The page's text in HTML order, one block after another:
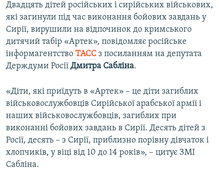
Усі сайти RFE/RL
Двадцять дітей російських і сирійських військових,
які загинули під час виконання бойових завдань у
Сирії, вирушили на відпочинок до кримського
дитячий табір «Артек», повідомляє російське
інформагентство ТАСС ​з посиланням на депутата
Держдуми Росії Дмитра Сабліна.
«Діти, які приїдуть в «Артек» – це діти загиблих
військовослужбовців Сирійської арабської армії і
наших військовослужбовців, загиблих при
виконанні бойових завдань в Сирії. Десять дітей з
Росії, десять – з Сирії, приблизно порівну дівчаток і
хлопчиків, у віці від 10 до 14 років», – цитує ЗМІ
Сабліна.